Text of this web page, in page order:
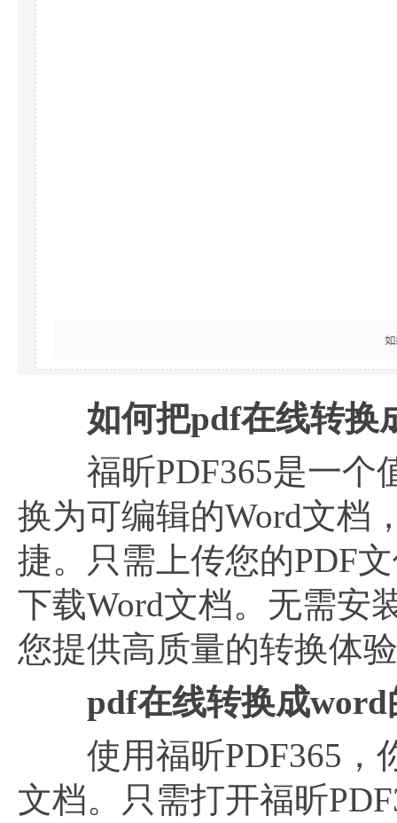
如何把pdf在线转换
福昕PDF365是一个
换为可编辑的Word文档
捷。只需上传您的PDF
下载Word文档。无需安
您提供高质量的转换体
pdf在线转换成word
使用福昕PDF365，你
文档。只需打开福昕